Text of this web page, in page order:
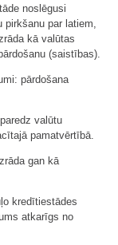
noslēgusi
pirkšanu par latiem,
kā valūtas
(saistības).
pārdošana
valūtu
pamatvērtībā.
gan kā
kredītiestādes
atkarīgs no